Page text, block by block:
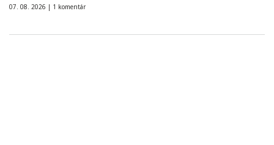
07. 08. 2026 | 1 komentár